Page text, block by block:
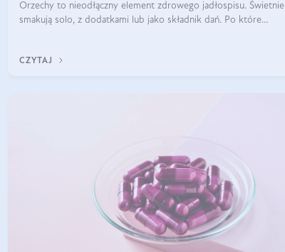
Orzechy to nieodłączny element zdrowego jadłospisu. Świetnie
smakują solo, z dodatkami lub jako składnik dań. Po które
CZYTAJ